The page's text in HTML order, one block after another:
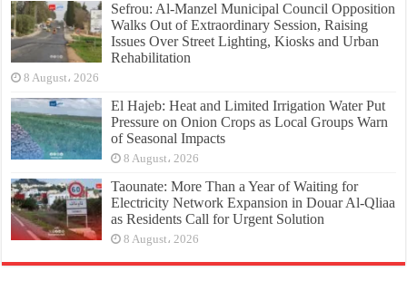
Sefrou: Al-Manzel Municipal Council Opposition
Walks Out of Extraordinary Session, Raising
Issues Over Street Lighting, Kiosks and Urban
Rehabilitation
8 August، 2026
El Hajeb: Heat and Limited Irrigation Water Put
Pressure on Onion Crops as Local Groups Warn
of Seasonal Impacts
8 August، 2026
Taounate: More Than a Year of Waiting for
Electricity Network Expansion in Douar Al-Qliaa
as Residents Call for Urgent Solution
8 August، 2026